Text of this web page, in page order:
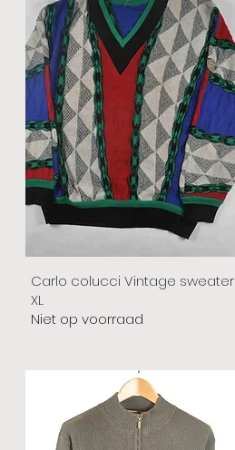
Carlo colucci Vintage sweater
XL
Niet op voorraad